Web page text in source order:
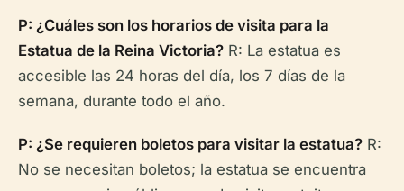
P: ¿Cuáles son los horarios de visita para la
Estatua de la Reina Victoria? R: La estatua es
accesible las 24 horas del día, los 7 días de la
semana, durante todo el año.
P: ¿Se requieren boletos para visitar la estatua? R:
No se necesitan boletos; la estatua se encuentra